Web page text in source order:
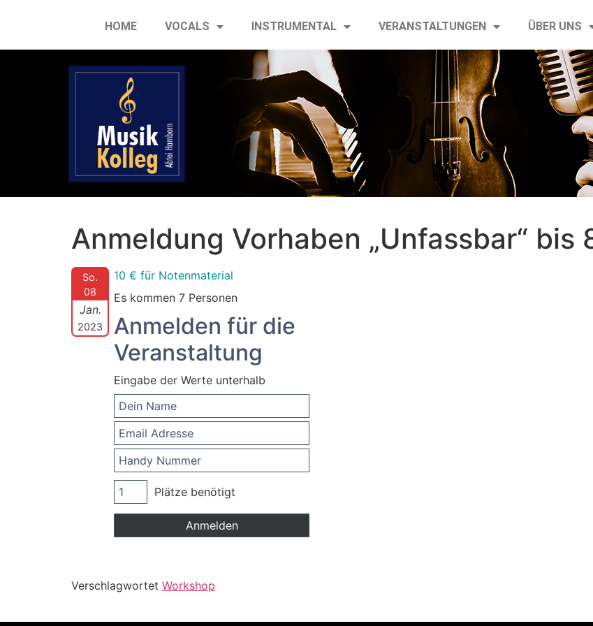
HOME VOCALS INSTRUMENTAL VERANSTALTUNGEN ÜBER UNS
Anmeldung Vorhaben „Unfassbar“ bis
So.
08
Jan.
2023
10 € für Notenmaterial
Es kommen 7 Personen
Anmelden für die
Veranstaltung
Eingabe der Werte unterhalb
Plätze benötigt
Verschlagwortet Workshop